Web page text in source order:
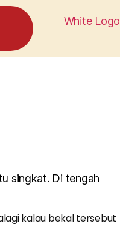
singkat. Di tengah
kalau bekal tersebut